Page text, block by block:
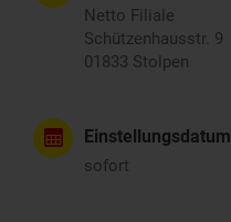
Netto Filiale
Schützenhausstr. 9
01833 Stolpen
Einstellungsdatum
sofort